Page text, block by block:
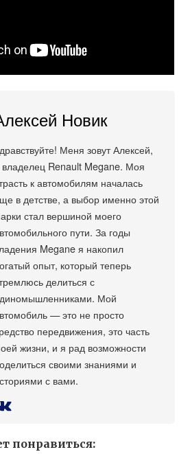
Новик
Меня зовут Алексей,
Renault Megane. Моя
к автомобилям началась
в детстве, а выбор именно этой
стал вершиной моего
пути. За годы
Megane я накопил
опыт, который теперь
делиться с
Мой
— это не просто
передвижения, это часть
жизни, и я рад возможности
своими знаниями и
с вами.
понравиться: